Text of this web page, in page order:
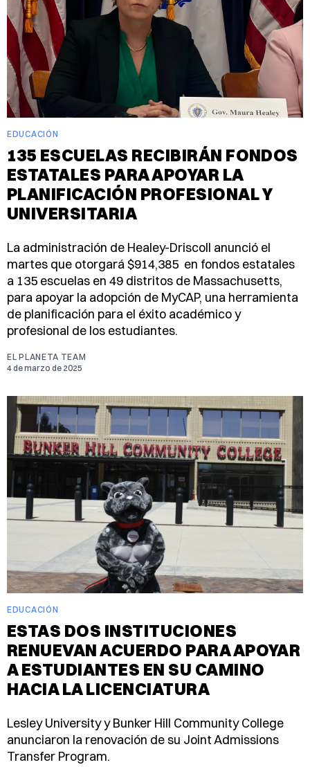
EDUCACIÓN
135 ESCUELAS RECIBIRÁN FONDOS
ESTATALES PARA APOYAR LA
PLANIFICACIÓN PROFESIONAL Y
UNIVERSITARIA
La administración de Healey-Driscoll anunció el
martes que otorgará $914,385 en fondos estatales
a 135 escuelas en 49 distritos de Massachusetts,
para apoyar la adopción de MyCAP, una herramienta
de planificación para el éxito académico y
profesional de los estudiantes.
EL PLANETA TEAM
4 de marzo de 2025
EDUCACIÓN
ESTAS DOS INSTITUCIONES
RENUEVAN ACUERDO PARA APOYAR
A ESTUDIANTES EN SU CAMINO
HACIA LA LICENCIATURA
Lesley University y Bunker Hill Community College
anunciaron la renovación de su Joint Admissions
Transfer Program.